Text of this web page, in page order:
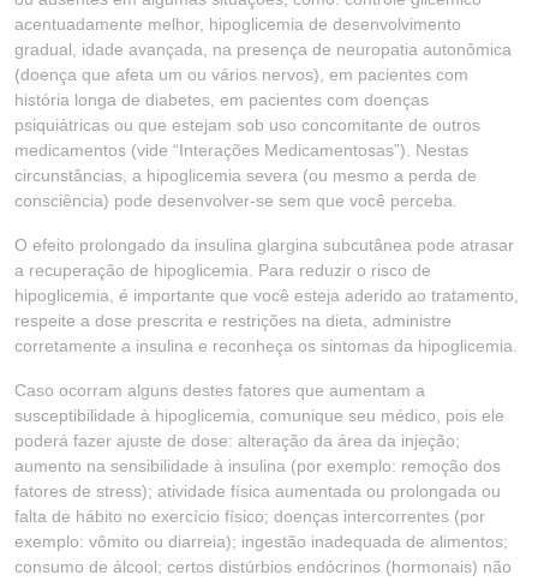
acentuadamente melhor, hipoglicemia de desenvolvimento
gradual, idade avançada, na presença de neuropatia autonômica
(doença que afeta um ou vários nervos), em pacientes com
história longa de diabetes, em pacientes com doenças
psiquiátricas ou que estejam sob uso concomitante de outros
medicamentos (vide “Interações Medicamentosas”). Nestas
circunstâncias, a hipoglicemia severa (ou mesmo a perda de
consciência) pode desenvolver-se sem que você perceba.
O efeito prolongado da insulina glargina subcutânea pode atrasar
a recuperação de hipoglicemia. Para reduzir o risco de
hipoglicemia, é importante que você esteja aderido ao tratamento,
respeite a dose prescrita e restrições na dieta, administre
corretamente a insulina e reconheça os sintomas da hipoglicemia.
Caso ocorram alguns destes fatores que aumentam a
susceptibilidade à hipoglicemia, comunique seu médico, pois ele
poderá fazer ajuste de dose: alteração da área da injeção;
aumento na sensibilidade à insulina (por exemplo: remoção dos
fatores de stress); atividade física aumentada ou prolongada ou
falta de hábito no exercício físico; doenças intercorrentes (por
exemplo: vômito ou diarreia); ingestão inadequada de alimentos;
consumo de álcool; certos distúrbios endócrinos (hormonais) não